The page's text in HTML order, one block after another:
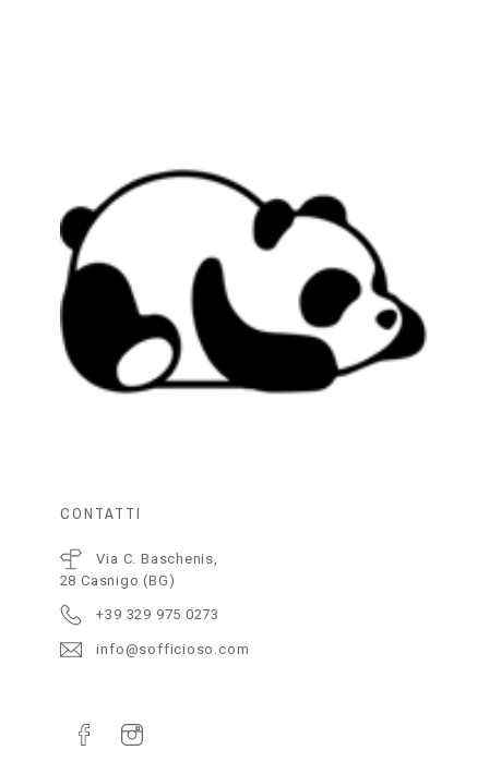
CONTATTI
Via C. Baschenis,
28 Casnigo (BG)
+39 329 975 0273
info@sofficioso.com